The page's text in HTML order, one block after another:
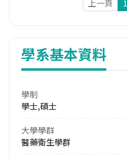
上一頁 1
學系基本資料
學制
學士,碩士
大學學群
醫藥衛生學群